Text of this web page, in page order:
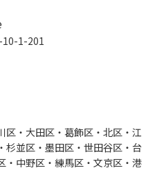
10-1-201
区・大田区・葛飾区・北区・江
杉並区・墨田区・世田谷区・台
・中野区・練馬区・文京区・港